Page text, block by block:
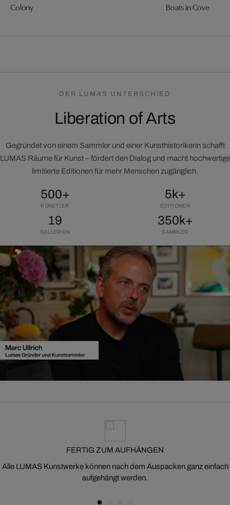
Colony Boats in Cove
DER LUMAS UNTERSCHIED
Liberation of Arts
Gegründet von einem Sammler und einer Kunsthistorikerin schafft
LUMAS Räume für Kunst – fördert den Dialog und macht hochwertige
limitierte Editionen für mehr Menschen zugänglich.
500+
KÜNSTLER
5k+
EDITIONEN
19
GALLERIEN
350k+
SAMMLER
FERTIG ZUM AUFHÄNGEN
Alle LUMAS Kunstwerke können nach dem Auspacken ganz einfach
aufgehängt werden.